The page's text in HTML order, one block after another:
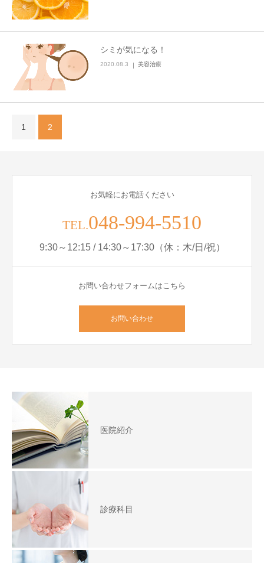
シミが気になる！
2020.08.3 美容治療
1 2
お気軽にお電話ください
TEL.048-994-5510
9:30～12:15 / 14:30～17:30（休：木/日/祝）
お問い合わせフォームはこちら
お問い合わせ
医院紹介
診療科目